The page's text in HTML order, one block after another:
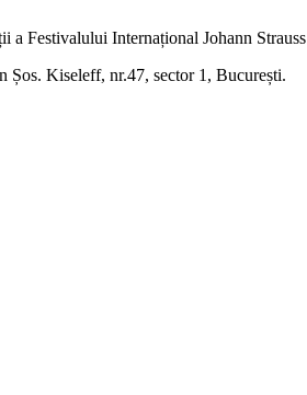
Festivalului Internațional Johann Strauss
Kiseleff, nr.47, sector 1, București.